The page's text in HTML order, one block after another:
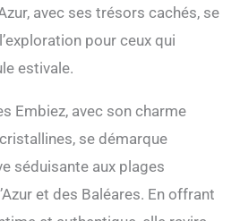
avec ses trésors cachés, se
pour ceux qui
estivale.
Embiez, avec son charme
se démarque
séduisante aux plages
et des Baléares. En offrant